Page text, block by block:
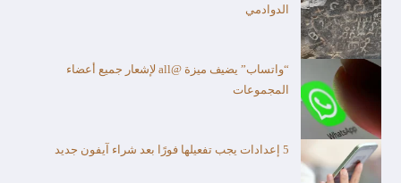
الدوادمي
“واتساب” يضيف ميزة @all لإشعار جميع أعضاء
المجموعات
5 إعدادات يجب تفعيلها فورًا بعد شراء آيفون جديد